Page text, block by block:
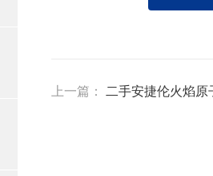
上一篇： 二手安捷伦火焰